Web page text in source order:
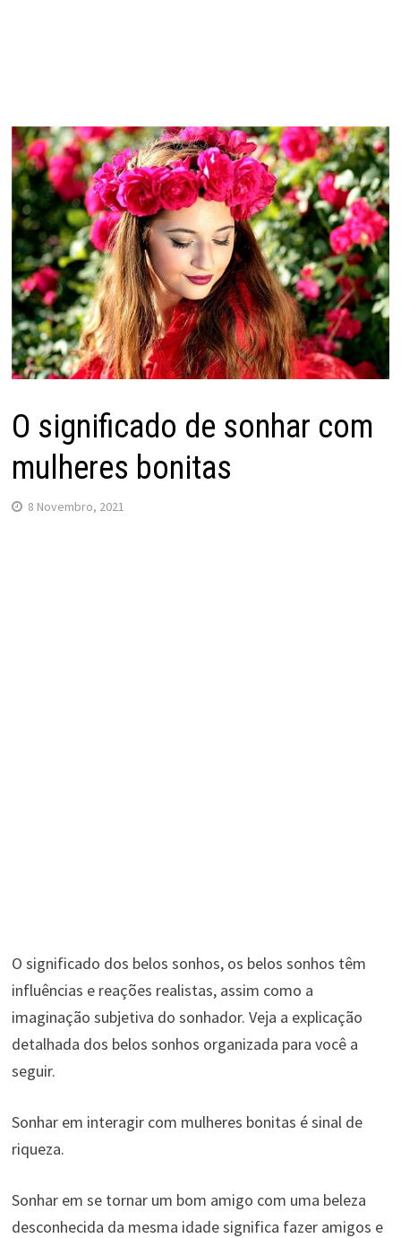
O significado de sonhar com
mulheres bonitas
8 Novembro, 2021
O significado dos belos sonhos, os belos sonhos têm
influências e reações realistas, assim como a
imaginação subjetiva do sonhador. Veja a explicação
detalhada dos belos sonhos organizada para você a
seguir.
Sonhar em interagir com mulheres bonitas é sinal de
riqueza.
Sonhar em se tornar um bom amigo com uma beleza
desconhecida da mesma idade significa fazer amigos e